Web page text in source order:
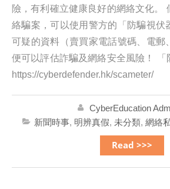
險，有利確立健康良好的網絡文化。
絡騙案，可以使用警方的「防騙視伏
可疑的資料（賣買家電話號碼、電郵
便可以評估詐騙及網絡安全風險！ 「
https://cyberdefender.hk/scameter/
CyberEducation
新聞時事, 明辨真假, 未分類, 網絡
Read >>>